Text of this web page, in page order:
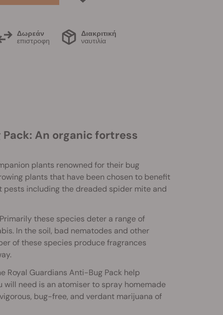
Δωρεάν
επιστροφη
Διακριτική
ναυτιλία
Pack: An organic fortress
plants renowned for their bug
plants that have been chosen to benefit
pests including the dreaded spider mite and
these species deter a range of
In the soil, bad nematodes and other
of these species produce fragrances
Royal Guardians Anti-Bug Pack help
need is an atomiser to spray homemade
bug-free, and verdant marijuana of